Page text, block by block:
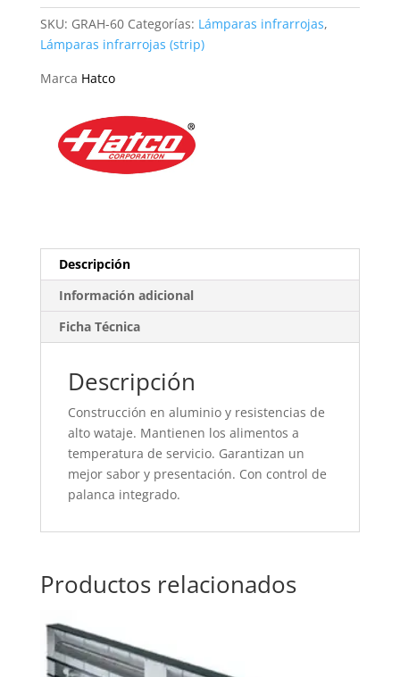
Hatco
cantidad
SKU: GRAH-60 Categorías: Lámparas infrarrojas,
Lámparas infrarrojas (strip)
Marca Hatco
Descripción
Información adicional
Ficha Técnica
Descripción
Construcción en aluminio y resistencias de
alto wataje. Mantienen los alimentos a
temperatura de servicio. Garantizan un
mejor sabor y presentación. Con control de
palanca integrado.
Productos relacionados